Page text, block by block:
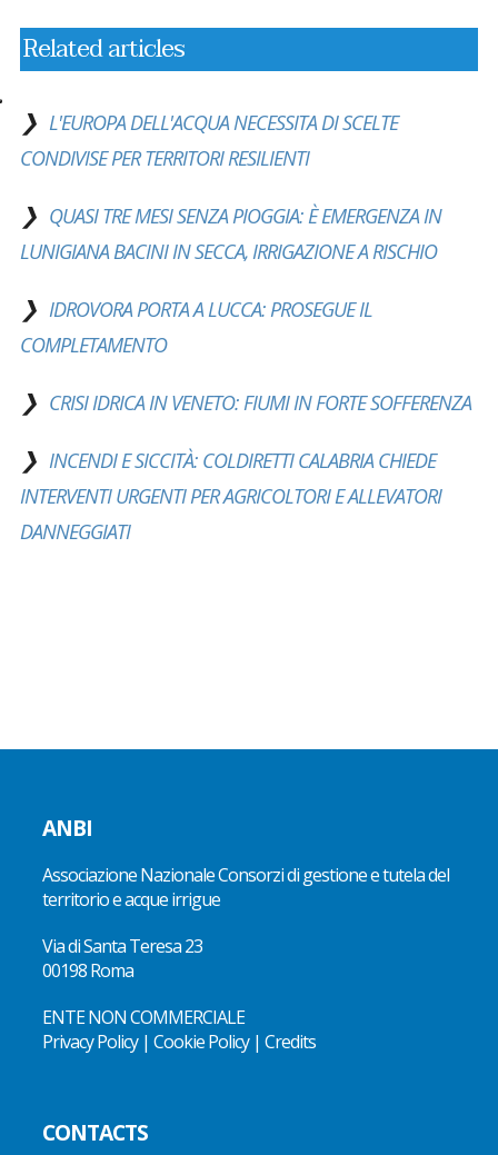
Related articles
L'EUROPA DELL'ACQUA NECESSITA DI SCELTE
CONDIVISE PER TERRITORI RESILIENTI
QUASI TRE MESI SENZA PIOGGIA: È EMERGENZA IN
LUNIGIANA BACINI IN SECCA, IRRIGAZIONE A RISCHIO
IDROVORA PORTA A LUCCA: PROSEGUE IL
COMPLETAMENTO
CRISI IDRICA IN VENETO: FIUMI IN FORTE SOFFERENZA
INCENDI E SICCITÀ: COLDIRETTI CALABRIA CHIEDE
INTERVENTI URGENTI PER AGRICOLTORI E ALLEVATORI
DANNEGGIATI
ANBI
Associazione Nazionale Consorzi di gestione e tutela del
territorio e acque irrigue
Via di Santa Teresa 23
00198 Roma
ENTE NON COMMERCIALE
Privacy Policy| Cookie Policy| Credits
CONTACTS